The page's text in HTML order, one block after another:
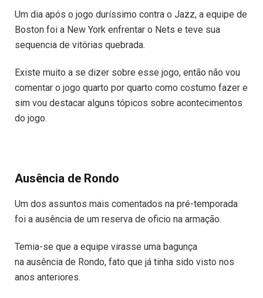
Um dia após o jogo duríssimo contra o Jazz, a equipe de
Boston foi a New York enfrentar o Nets e teve sua
sequencia de vitórias quebrada.
Existe muito a se dizer sobre esse jogo, então não vou
comentar o jogo quarto por quarto como costumo fazer e
sim vou destacar alguns tópicos sobre acontecimentos
do jogo.
Ausência de Rondo
Um dos assuntos mais comentados na pré-temporada
foi a ausência de um reserva de oficio na armação.
Temia-se que a equipe virasse uma bagunça
na ausência de Rondo, fato que já tinha sido visto nos
anos anteriores.